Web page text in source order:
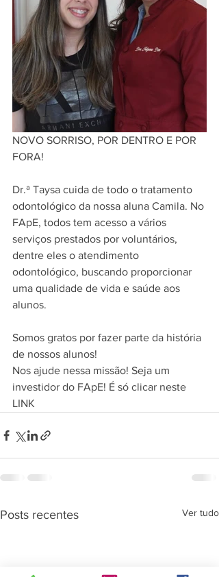
NOVO SORRISO, POR DENTRO E POR
FORA!
Dr.ª Taysa cuida de todo o tratamento
odontológico da nossa aluna Camila. No
FApE, todos tem acesso a vários
serviços prestados por voluntários,
dentre eles o atendimento
odontológico, buscando proporcionar
uma qualidade de vida e saúde aos
alunos.
Somos gratos por fazer parte da história
de nossos alunos!
Nos ajude nessa missão! Seja um
investidor do FApE! É só clicar neste
LINK
Posts recentes Ver tudo